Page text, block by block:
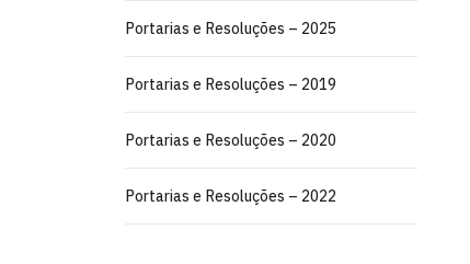
Portarias e Resoluções – 2025
Portarias e Resoluções – 2019
Portarias e Resoluções – 2020
Portarias e Resoluções – 2022